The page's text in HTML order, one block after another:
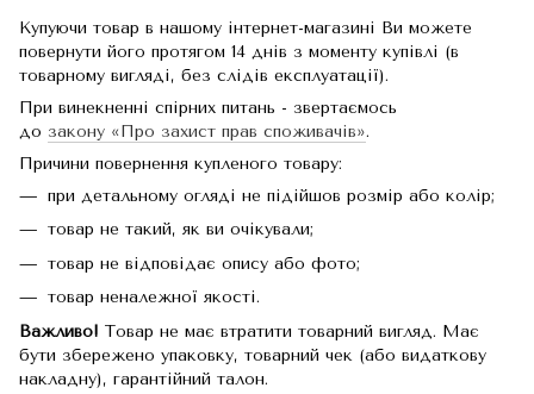
Купуючи товар в нашому інтернет-магазині Ви можете
повернути його протягом 14 днів з моменту купівлі (в
товарному вигляді, без слідів експлуатації).
При винекненні спірних питань - звертаємось
до закону «Про захист прав споживачів».
Причини повернення купленого товару:
при детальному огляді не підійшов розмір або колір;
товар не такий, як ви очікували;
товар не відповідає опису або фото;
товар неналежної якості.
Важливо! Товар не має втратити товарний вигляд. Має
бути збережено упаковку, товарний чек (або видаткову
накладну), гарантійний талон.